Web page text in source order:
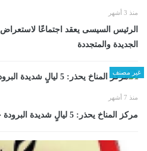
منذ 3 أشهر
الرئيس السيسى يعقد اجتماعًا
الجديدة والمتجددة
غير مصنف
منذ 7 أشهر
مركز المناخ يحذر: 5 ليالٍ شديدة البرودة حتى الأربعاء المقبل